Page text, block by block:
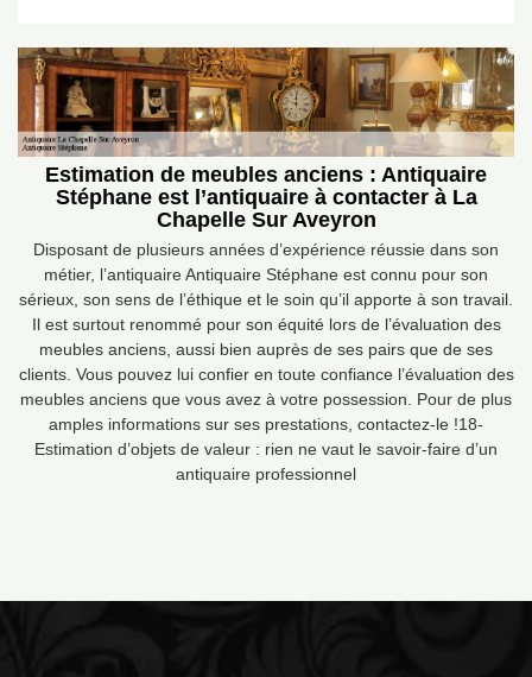
Estimation de meubles anciens : Antiquaire
Stéphane est l’antiquaire à contacter à La
Chapelle Sur Aveyron
Disposant de plusieurs années d’expérience réussie dans son
métier, l’antiquaire Antiquaire Stéphane est connu pour son
sérieux, son sens de l’éthique et le soin qu’il apporte à son travail.
Il est surtout renommé pour son équité lors de l’évaluation des
meubles anciens, aussi bien auprès de ses pairs que de ses
clients. Vous pouvez lui confier en toute confiance l’évaluation des
meubles anciens que vous avez à votre possession. Pour de plus
amples informations sur ses prestations, contactez-le !18-
Estimation d’objets de valeur : rien ne vaut le savoir-faire d’un
antiquaire professionnel